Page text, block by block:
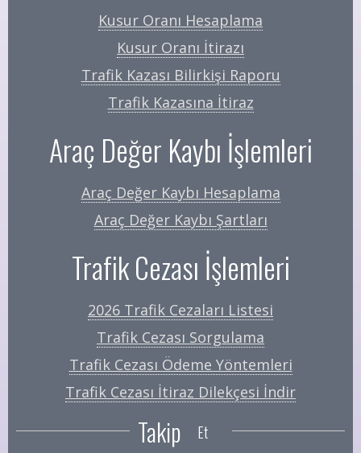
Kusur Oranı Hesaplama
Kusur Oranı İtirazı
Trafik Kazası Bilirkişi Raporu
Trafik Kazasına İtiraz
Araç Değer Kaybı İşlemleri
Araç Değer Kaybı Hesaplama
Araç Değer Kaybı Şartları
Trafik Cezası İşlemleri
2026 Trafik Cezaları Listesi
Trafik Cezası Sorgulama
Trafik Cezası Ödeme Yöntemleri
Trafik Cezası İtiraz Dilekçesi İndir
Takip Et